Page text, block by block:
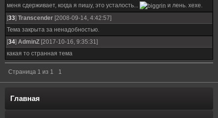
меня сдерживает, когда я пишу, это усталость...
и лень. хехе.
[33] Transcender [2008-09-14, 4:42:57]
Тема закрыта за ненадобностью.
[34] AdminZ [2017-10-16, 9:35:31]
какая то странная тема
Страница 1 из 1 1
Главная